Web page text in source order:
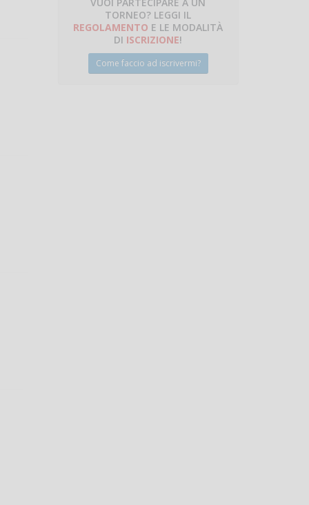
TORNEO? LEGGI IL
REGOLAMENTO E LE MODALITÀ
DI ISCRIZIONE!
Come faccio ad iscrivermi?